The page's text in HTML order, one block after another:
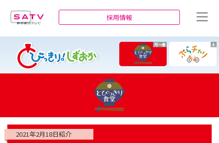
採用情報
月～金 土
2021年2月18日紹介